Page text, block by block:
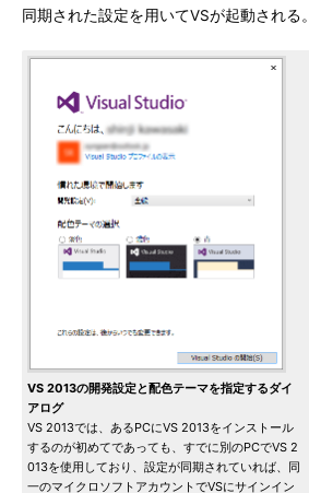
同期された設定を用いてVSが起動される。
VS 2013の開発設定と配色テーマを指定するダイ
アログ
VS 2013では、あるPCにVS 2013をインストール
するのが初めてであっても、すでに別のPCでVS 2
013を使用しており、設定が同期されていれば、同
一のマイクロソフトアカウントでVSにサインイン